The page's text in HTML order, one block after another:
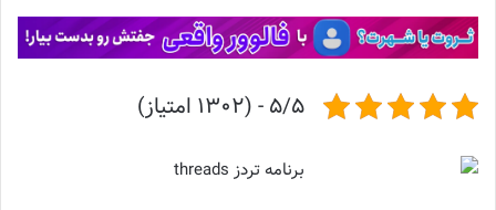
5/5 - (1302 امتیاز)